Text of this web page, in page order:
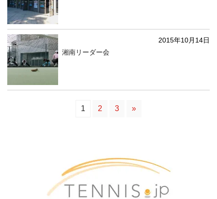
2015年10月14日
湘南リーダー会
1 2 3 »